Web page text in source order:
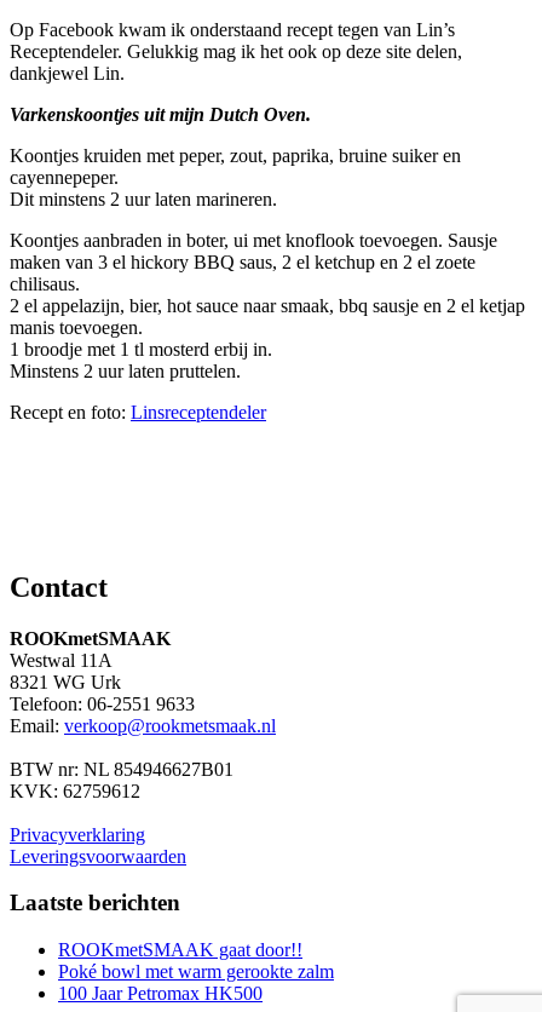
Op Facebook kwam ik onderstaand recept tegen van Lin’s
Receptendeler. Gelukkig mag ik het ook op deze site delen,
dankjewel Lin.
Varkenskoontjes uit mijn Dutch Oven.
Koontjes kruiden met peper, zout, paprika, bruine suiker en
cayennepeper.
Dit minstens 2 uur laten marineren.
Koontjes aanbraden in boter, ui met knoflook toevoegen. Sausje
maken van 3 el hickory BBQ saus, 2 el ketchup en 2 el zoete
chilisaus.
2 el appelazijn, bier, hot sauce naar smaak, bbq sausje en 2 el ketjap
manis toevoegen.
1 broodje met 1 tl mosterd erbij in.
Minstens 2 uur laten pruttelen.
Recept en foto: Linsreceptendeler
Contact
ROOKmetSMAAK
Westwal 11A
8321 WG Urk
Telefoon: 06-2551 9633
Email: verkoop@rookmetsmaak.nl
BTW nr: NL 854946627B01
KVK: 62759612
Privacyverklaring
Leveringsvoorwaarden
Laatste berichten
ROOKmetSMAAK gaat door!!
Poké bowl met warm gerookte zalm
100 Jaar Petromax HK500